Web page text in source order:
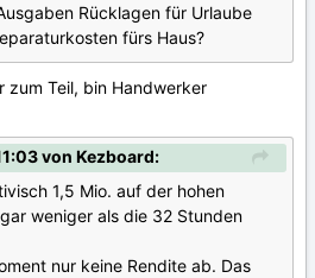
Rücklagen für Urlaube
fürs Haus?
zum Teil, bin Handwerker
von Kezboard:
1,5 Mio. auf der hohen
weniger als die 32 Stunden
nur keine Rendite ab. Das